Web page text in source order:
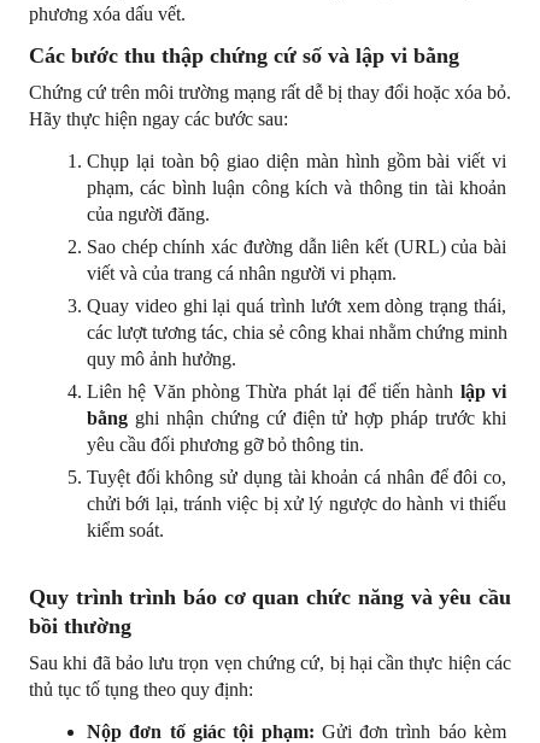
phương xóa dấu vết.
Các bước thu thập chứng cứ số và lập vi bằng
Chứng cứ trên môi trường mạng rất dễ bị thay đổi hoặc xóa bỏ.
Hãy thực hiện ngay các bước sau:
Chụp lại toàn bộ giao diện màn hình gồm bài viết vi
phạm, các bình luận công kích và thông tin tài khoản
của người đăng.
Sao chép chính xác đường dẫn liên kết (URL) của bài
viết và của trang cá nhân người vi phạm.
Quay video ghi lại quá trình lướt xem dòng trạng thái,
các lượt tương tác, chia sẻ công khai nhằm chứng minh
quy mô ảnh hưởng.
Liên hệ Văn phòng Thừa phát lại để tiến hành lập vi
bằng ghi nhận chứng cứ điện tử hợp pháp trước khi
yêu cầu đối phương gỡ bỏ thông tin.
Tuyệt đối không sử dụng tài khoản cá nhân để đôi co,
chửi bới lại, tránh việc bị xử lý ngược do hành vi thiếu
kiểm soát.
Quy trình trình báo cơ quan chức năng và yêu cầu
bồi thường
Sau khi đã bảo lưu trọn vẹn chứng cứ, bị hại cần thực hiện các
thủ tục tố tụng theo quy định:
Nộp đơn tố giác tội phạm: Gửi đơn trình báo kèm